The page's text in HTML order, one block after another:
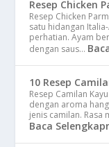
Resep Chicken
Resep Chicken
satu hidangan
perhatian. Ayam
dengan saus…
10 Resep
Resep Camilan
dengan aroma
jenis camilan. Rasa
Baca